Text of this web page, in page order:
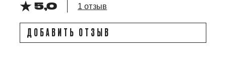
5,0
1 отзыв
ДОБАВИТЬ ОТЗЫВ